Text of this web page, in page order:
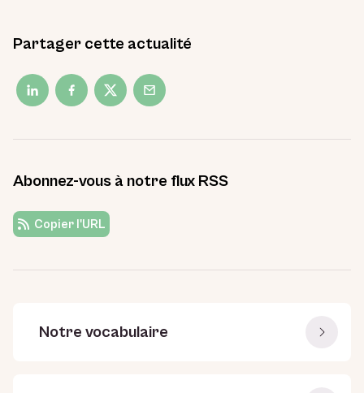
Partager cette actualité
Abonnez-vous à notre flux RSS
Copier l'URL
Notre vocabulaire